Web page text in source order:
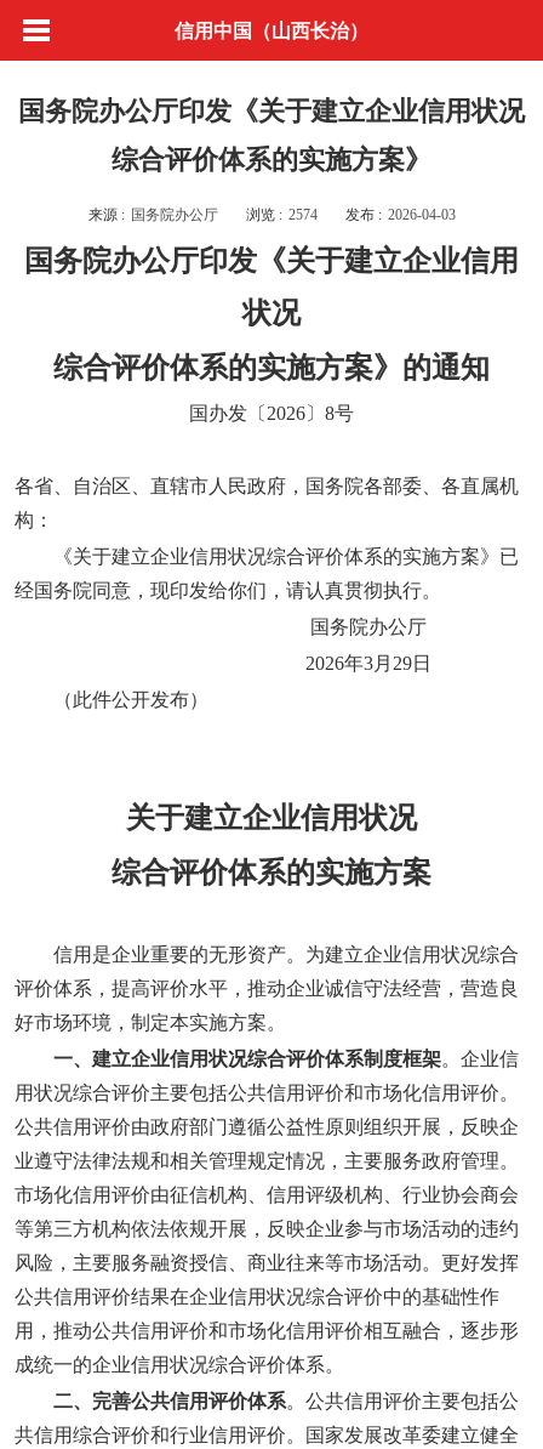
信用中国（山西长治）
国务院办公厅印发《关于建立企业信用状况
综合评价体系的实施方案》
来源 : 国务院办公厅 浏览 : 2574 发布 : 2026-04-03
国务院办公厅印发《关于建立企业信用
状况
综合评价体系的实施方案》的通知
国办发〔2026〕8号
各省、自治区、直辖市人民政府，国务院各部委、各直属机
构：
《关于建立企业信用状况综合评价体系的实施方案》已
经国务院同意，现印发给你们，请认真贯彻执行。
国务院办公厅
2026年3月29日
（此件公开发布）
关于建立企业信用状况
综合评价体系的实施方案
信用是企业重要的无形资产。为建立企业信用状况综合
评价体系，提高评价水平，推动企业诚信守法经营，营造良
好市场环境，制定本实施方案。
一、建立企业信用状况综合评价体系制度框架。企业信
用状况综合评价主要包括公共信用评价和市场化信用评价。
公共信用评价由政府部门遵循公益性原则组织开展，反映企
业遵守法律法规和相关管理规定情况，主要服务政府管理。
市场化信用评价由征信机构、信用评级机构、行业协会商会
等第三方机构依法依规开展，反映企业参与市场活动的违约
风险，主要服务融资授信、商业往来等市场活动。更好发挥
公共信用评价结果在企业信用状况综合评价中的基础性作
用，推动公共信用评价和市场化信用评价相互融合，逐步形
成统一的企业信用状况综合评价体系。
二、完善公共信用评价体系。公共信用评价主要包括公
共信用综合评价和行业信用评价。国家发展改革委建立健全